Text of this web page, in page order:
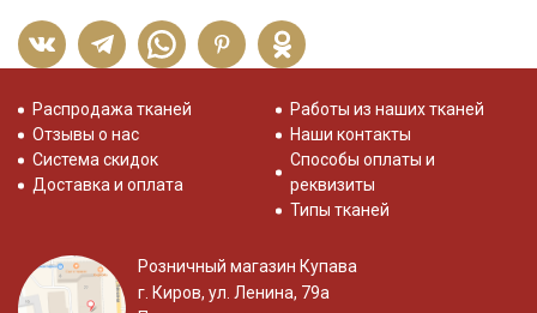
Распродажа тканей
Отзывы о нас
Система скидок
Доставка и оплата
Работы из наших тканей
Наши контакты
Способы оплаты и
реквизиты
Типы тканей
Розничный магазин Купава
г. Киров, ул. Ленина, 79а